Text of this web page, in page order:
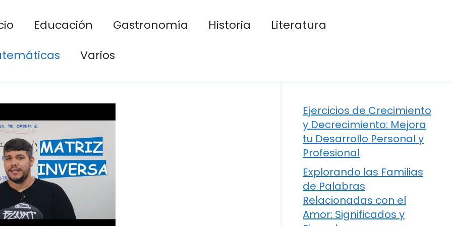
Educación Gastronomía Historia
Literatura
Varios
Ejercicios de Crecimiento
y Decrecimiento: Mejora
tu Desarrollo Personal y
Profesional
Explorando las Familias
de Palabras
Relacionadas con el
Amor: Significados y